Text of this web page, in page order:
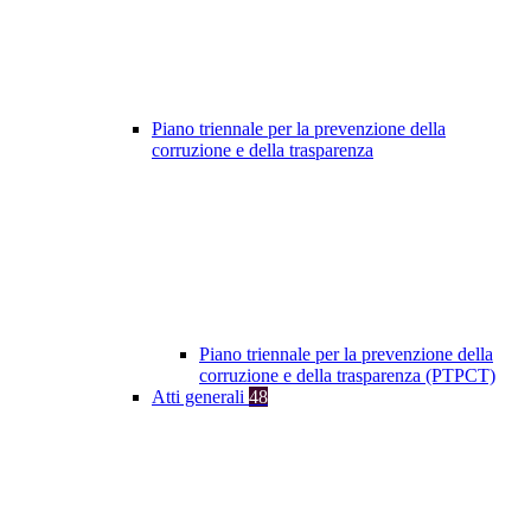
Piano triennale per la prevenzione della
corruzione e della trasparenza
Piano triennale per la prevenzione della
corruzione e della trasparenza (PTPCT)
Atti generali 48